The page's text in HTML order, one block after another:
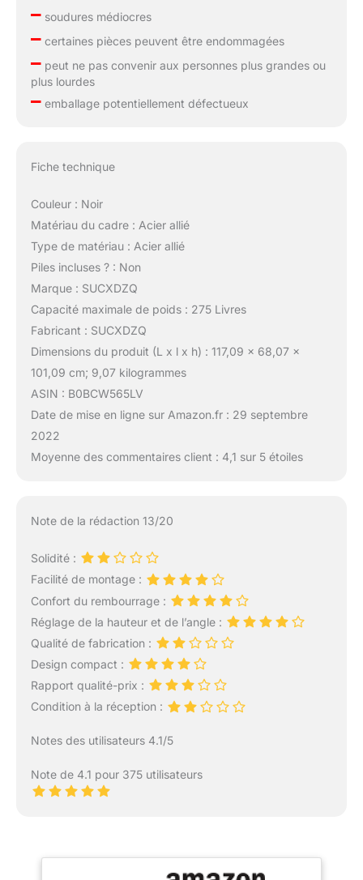
–soudures médiocres
–certaines pièces peuvent être endommagées
–peut ne pas convenir aux personnes plus grandes ou
plus lourdes
–emballage potentiellement défectueux
Fiche technique
Couleur : Noir
Matériau du cadre : Acier allié
Type de matériau : Acier allié
Piles incluses ? : Non
Marque : SUCXDZQ
Capacité maximale de poids : 275 Livres
Fabricant : SUCXDZQ
Dimensions du produit (L x l x h) : 117,09 x 68,07 x
101,09 cm; 9,07 kilogrammes
ASIN : B0BCW565LV
Date de mise en ligne sur Amazon.fr : 29 septembre
2022
Moyenne des commentaires client : 4,1 sur 5 étoiles
Note de la rédaction 13/20
Solidité :
Facilité de montage :
Confort du rembourrage :
Réglage de la hauteur et de l’angle :
Qualité de fabrication :
Design compact :
Rapport qualité-prix :
Condition à la réception :
Notes des utilisateurs 4.1/5
Note de 4.1 pour 375 utilisateurs